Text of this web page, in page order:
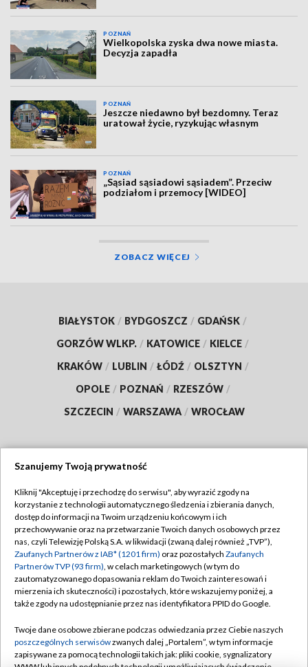
POZNAŃ
Wielkopolska zyska dwa nowe miasta.
Decyzja zapadła
POZNAŃ
Jeszcze niedawno był bezdomny. Teraz
uratował życie, ryzykując własnym
POZNAŃ
„Sąsiad sąsiadowi sąsiadem”. Przeciw
podziałom i przemocy [WIDEO]
ZOBACZ WIĘCEJ
BIAŁYSTOK / BYDGOSZCZ / GDAŃSK /
GORZÓW WLKP. / KATOWICE / KIELCE /
KRAKÓW / LUBLIN / ŁÓDŹ / OLSZTYN /
OPOLE / POZNAŃ / RZESZÓW /
SZCZECIN / WARSZAWA / WROCŁAW
TVP
Abonament TVP
Emisja w TVP
Centrum informacji TVP
Naziemna Telewizja Cyfrowa
Rada Programowa
System NOS
Regulamin TVP
Polityka prywatności
Moje zgody
Pomoc
Kontakt
Szanujemy Twoją prywatność
Kliknij "Akceptuję i przechodzę do serwisu", aby wyrazić zgody na
korzystanie z technologii automatycznego śledzenia i zbierania danych,
dostęp do informacji na Twoim urządzeniu końcowym i ich
przechowywanie oraz na przetwarzanie Twoich danych osobowych przez
nas, czyli Telewizję Polską S.A. w likwidacji (zwaną dalej również „TVP”),
Zaufanych Partnerów z IAB* (1201 firm) oraz pozostałych Zaufanych
Partnerów TVP (93 firm), w celach marketingowych (w tym do
zautomatyzowanego dopasowania reklam do Twoich zainteresowań i
mierzenia ich skuteczności) i pozostałych, które wskazujemy poniżej, a
także zgody na udostępnianie przez nas identyfikatora PPID do Google.
Twoje dane osobowe zbierane podczas odwiedzania przez Ciebie naszych
poszczególnych serwisówzwanych dalej „Portalem”, w tym informacje
zapisywane za pomocą technologii takich jak: pliki cookie, sygnalizatory